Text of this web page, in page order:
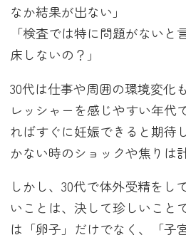
なか結果が出ない」
「検査では特に問題がない
床しないの？」
30代は仕事や周囲の環境変化
レッシャーを感じやすい年代
ればすぐに妊娠できると期待
かない時のショックや焦りは
しかし、30代で体外受精をし
いことは、決して珍しいこと
は「卵子」だけでなく、「子